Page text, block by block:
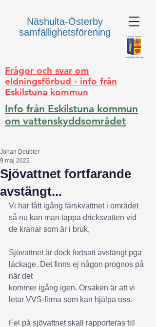
Näshulta-Österby
samfällighetsförening
Info från Eskilstuna kommun
om vattenskyddsområdet
Frågor och svar om
eldningsförbud - info från
Eskilstuna kommun
Sjövattnet fortfarande
avstängt...
Johan Deubler
9 maj 2022
Vi har fått igång färskvattnet i området
så nu kan man tappa dricksvatten vid
de kranar som är i bruk,
Sjövattnet är dock fortsatt avstängt pga
läckage. Det finns ej någon prognos på
när det
kommer igång igen. Orsaken är att vi
letar VVS-firma som kan hjälpa oss.
Fel på sjövattnet skall rapporteras till